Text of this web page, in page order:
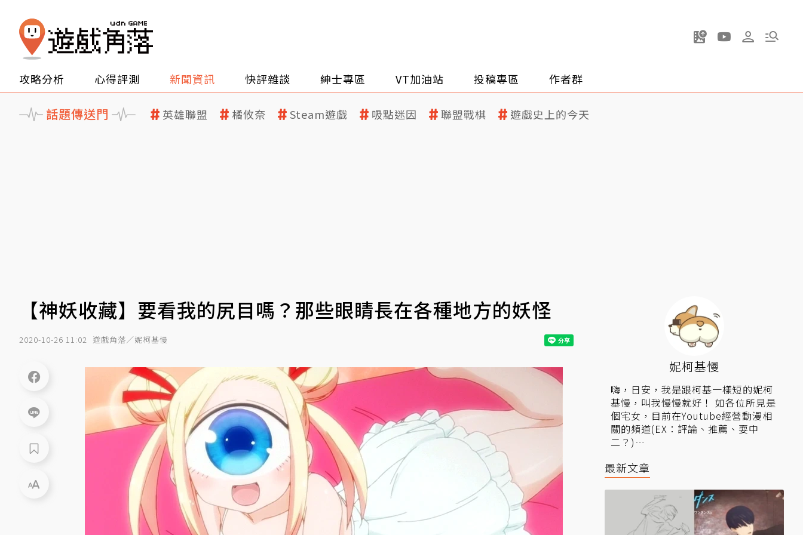
攻略分析 心得評測 新聞資訊 快評雜談 紳士專區 VT加油站 投稿專區 作者群
話題傳送門 英雄聯盟 橘攸奈 Steam遊戲 吸點迷因 聯盟戰棋 遊戲史上的今天
【神妖收藏】要看我的尻目嗎？那些眼睛長在各種地方的妖怪
2020-10-26 11:02 遊戲角落／妮柯基慢
妮柯基慢
嗨，日安，我是跟柯基一樣短的妮柯
基慢，叫我慢慢就好！ 如各位所見是
個宅女，目前在Youtube經營動漫相
關的頻道(EX：評論、推薦、耍中
二？)
最新文章